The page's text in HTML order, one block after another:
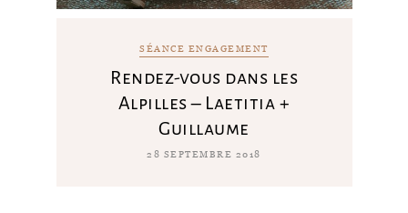
SÉANCE ENGAGEMENT
Rendez-vous dans les
Alpilles – Laetitia +
Guillaume
28 SEPTEMBRE 2018